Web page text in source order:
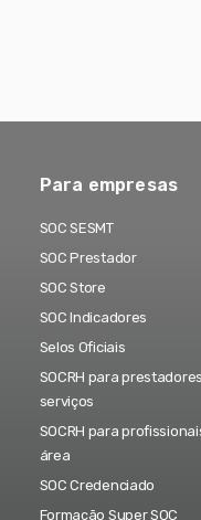
Para empresas
SOC SESMT
SOC Prestador
SOC Store
SOC Indicadores
Selos Oficiais
SOCRH para
serviços
SOCRH para
área
SOC Credenciado
Formação Super SOC